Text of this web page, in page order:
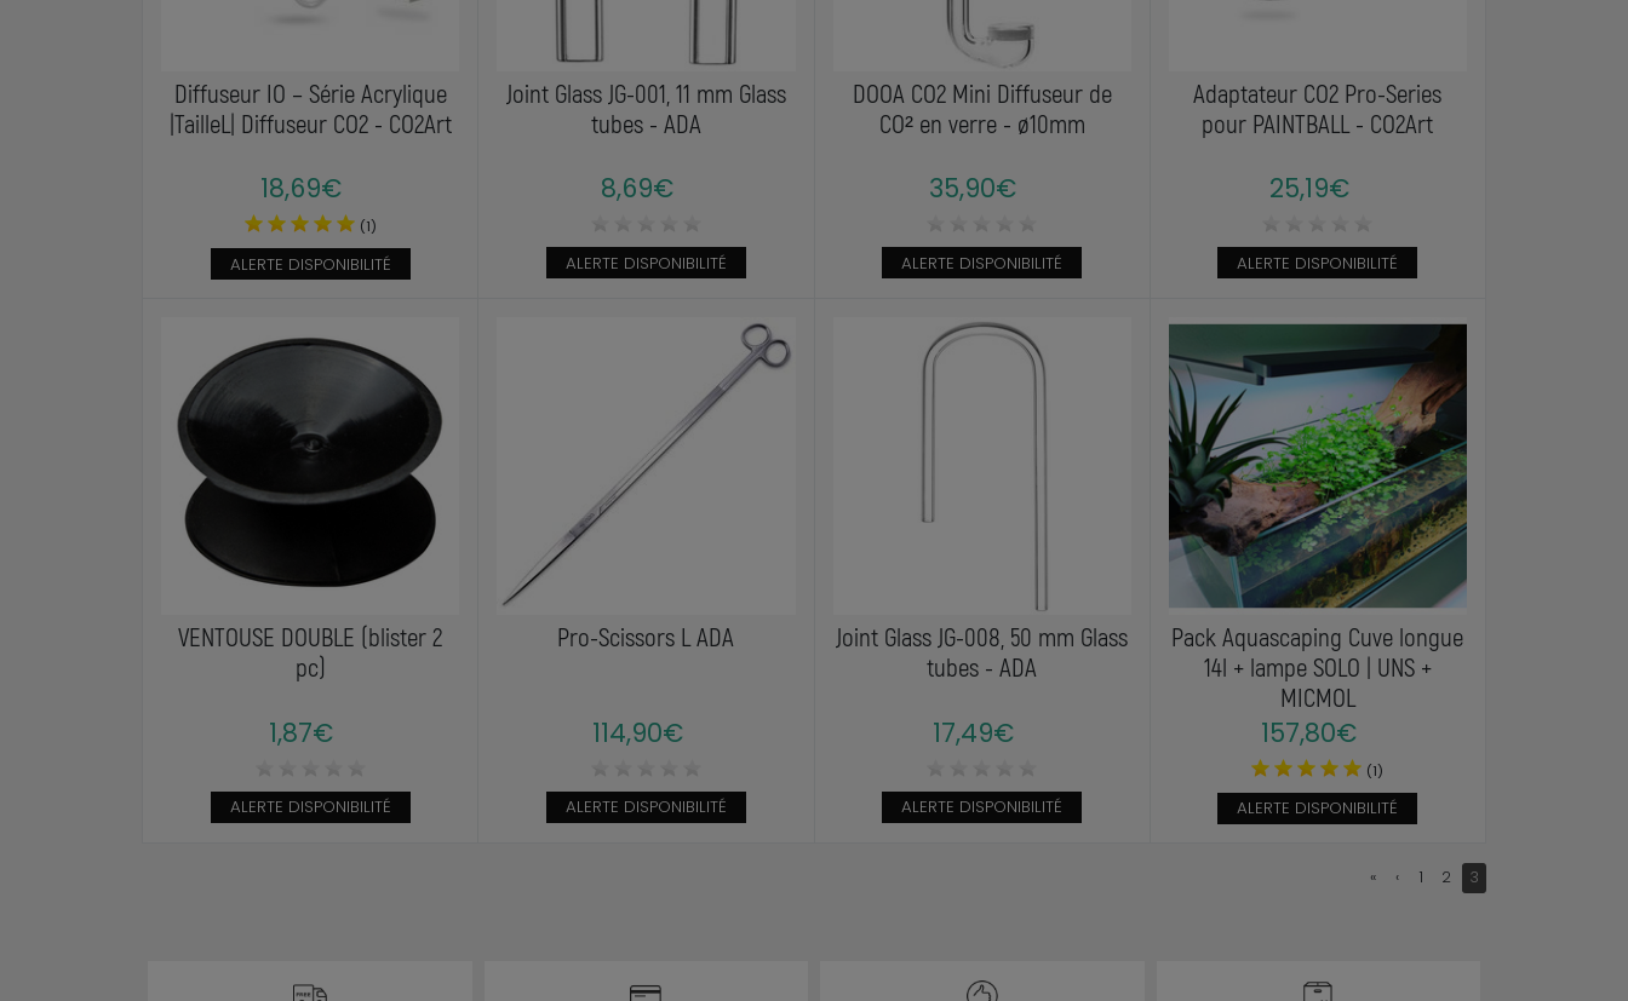
Diffuseur IO – Série Acrylique
|TailleL| Diffuseur CO2 - CO2Art
18,69€
(1)
ALERTE DISPONIBILITÉ
Joint Glass JG-001, 11 mm Glass
tubes - ADA
8,69€
ALERTE DISPONIBILITÉ
DOOA CO2 Mini Diffuseur de
CO² en verre - ø10mm
35,90€
ALERTE DISPONIBILITÉ
Adaptateur CO2 Pro-Series
pour PAINTBALL - CO2Art
25,19€
ALERTE DISPONIBILITÉ
VENTOUSE DOUBLE (blister 2
pc)
1,87€
ALERTE DISPONIBILITÉ
Pro-Scissors L ADA
114,90€
ALERTE DISPONIBILITÉ
Joint Glass JG-008, 50 mm Glass
tubes - ADA
17,49€
ALERTE DISPONIBILITÉ
Pack Aquascaping Cuve longue
14l + lampe SOLO | UNS +
MICMOL
157,80€
(1)
ALERTE DISPONIBILITÉ
« ‹ 1 2 3